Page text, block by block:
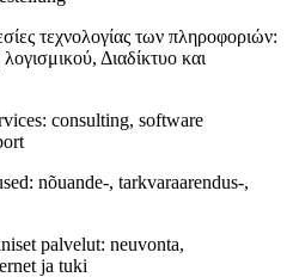
τεχνολογίας των πληροφοριών:
Διαδίκτυο και
consulting, software
nõuande-, tarkvaraarendus-,
palvelut: neuvonta,
ja tuki